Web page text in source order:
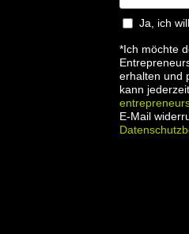
Ja, ich
*Ich möchte
erhalten und
kann
E-Mail